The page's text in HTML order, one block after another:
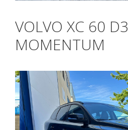
VOLVO XC 60 D3
MOMENTUM